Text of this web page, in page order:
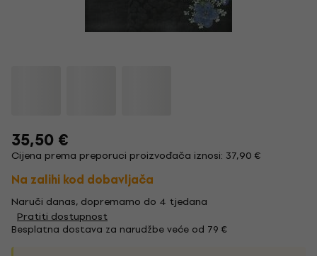
35,50 €
Cijena prema preporuci proizvođača iznosi: 37,90 €
Na zalihi kod dobavljača
Naruči danas, dopremamo do 4 tjedana
Pratiti dostupnost
Besplatna dostava za narudžbe veće od 79 €